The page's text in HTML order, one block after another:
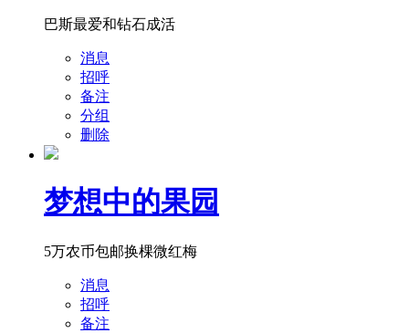
巴斯最爱和钻石成活
消息
招呼
备注
分组
删除
梦想中的果园
5万农币包邮换棵微红梅
消息
招呼
备注